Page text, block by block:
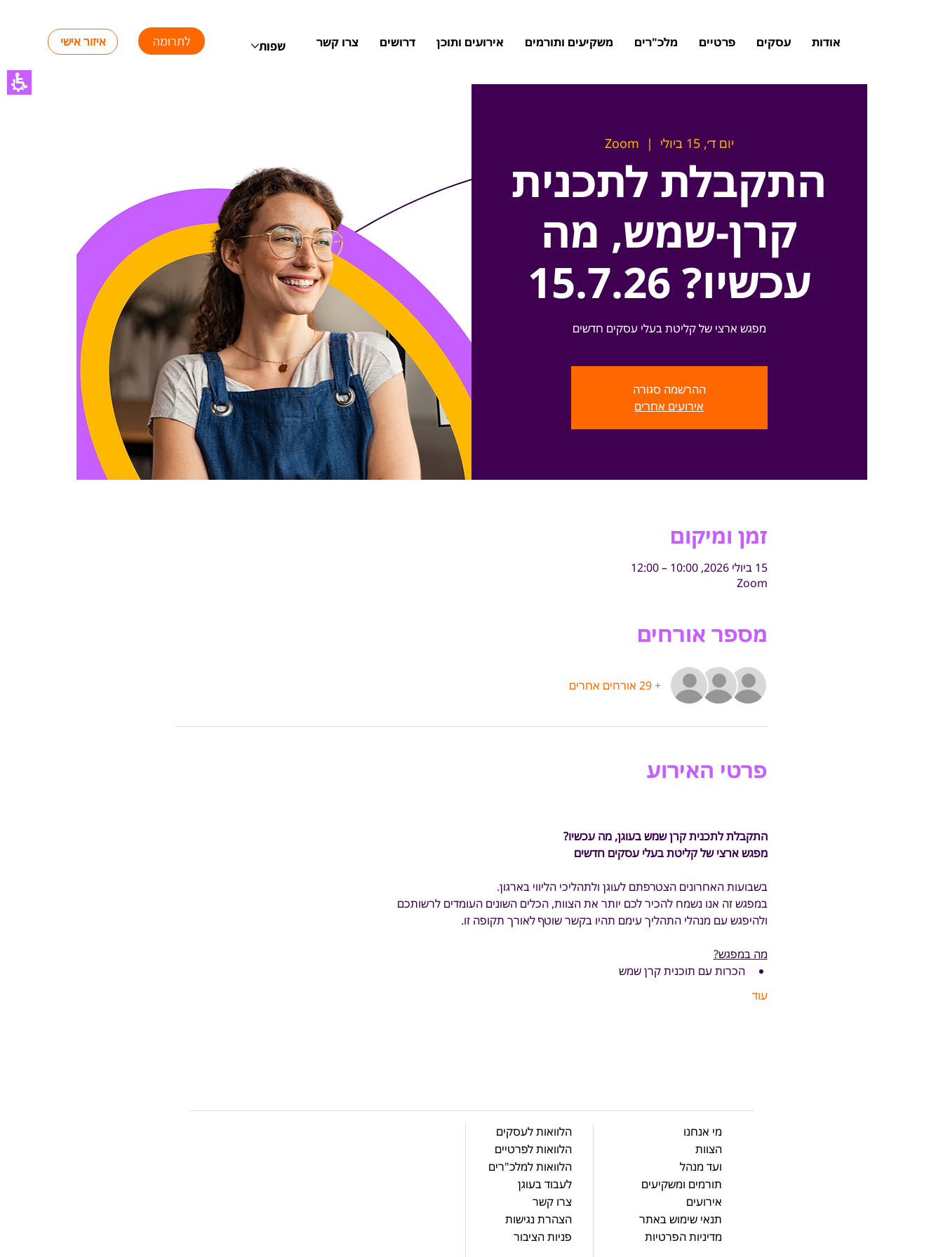
איזור אישי לתרומה שפות אודות עסקים פרטיים מלכ"רים משקיעים ותורמים אירועים ותוכן דרושים צרו קשר
יום ד׳, 15 ביולי
  |
Zoom
התקבלת לתכנית
קרן-שמש, מה
עכשיו? 15.7.26
מפגש ארצי של קליטת בעלי עסקים חדשים
ההרשמה סגורה
אירועים אחרים
זמן ומיקום
15 ביולי 2026, 10:00 – 12:00
Zoom
מספר אורחים
+ 29 אורחים אחרים
פרטי האירוע
התקבלת לתכנית קרן שמש בעוגן, מה עכשיו?
מפגש ארצי של קליטת בעלי עסקים חדשים
בשבועות האחרונים הצטרפתם לעוגן ולתהליכי הליווי בארגון.
במפגש זה אנו נשמח להכיר לכם יותר את הצוות, הכלים השונים העומדים לרשותכם
ולהיפגש עם מנהלי התהליך עימם תהיו בקשר שוטף לאורך תקופה זו.
מה במפגש?
הכרות עם תוכנית קרן שמש
עוד
הלוואות לעסקים
הלוואות לפרטיים
הלוואות למלכ"רים
לעבוד בעוגן
צרו קשר
הצהרת נגישות
פניות הציבור
מי אנחנו
הצוות
ועד מנהל
תורמים ומשקיעים
אירועים
תנאי שימוש באתר
מדיניות הפרטיות